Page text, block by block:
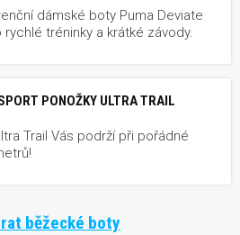
dámské boty Puma Deviate
rychlé tréninky a krátké závody.
PONOŽKY ULTRA TRAIL
Trail Vás podrží při pořádné
běžecké boty